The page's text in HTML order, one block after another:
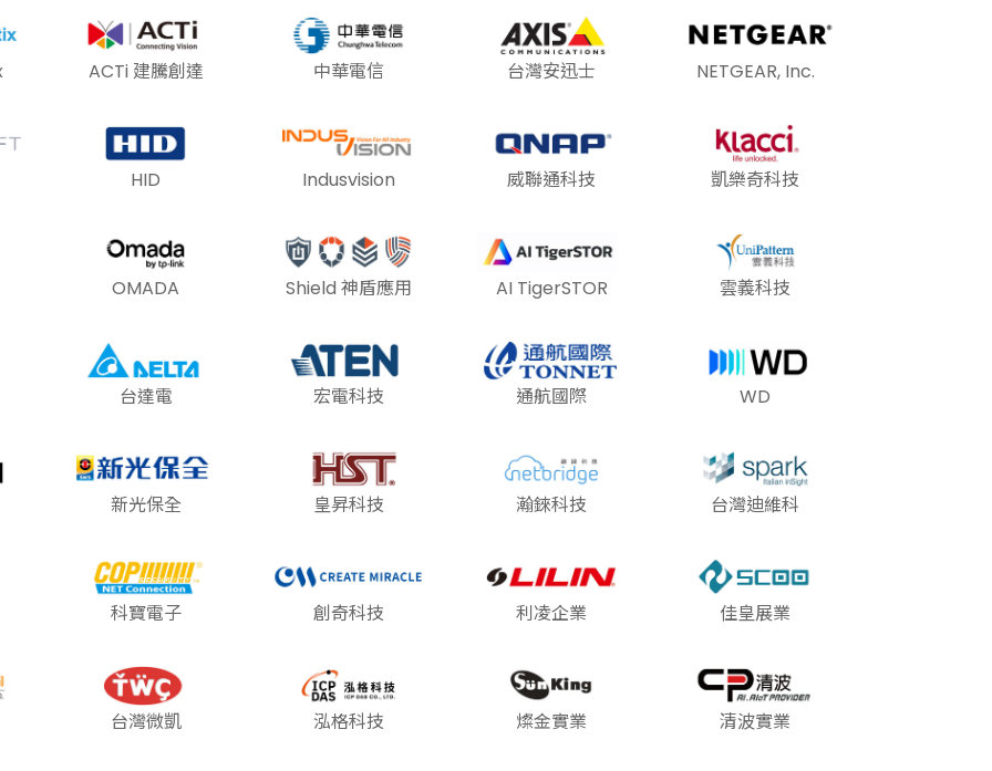
ACTi 建騰創達 中華電信 台灣安迅士 NETGEAR, Inc.
HID Indusvision 威聯通科技 凱樂奇科技
OMADA Shield 神盾應用 AI TigerSTOR 雲義科技
台達電 宏電科技 通航國際 WD
新光保全 皇昇科技 瀚錸科技 台灣迪維科
科寶電子 創奇科技 利凌企業 佳皇展業
台灣微凱 泓格科技 燦金實業 清波實業